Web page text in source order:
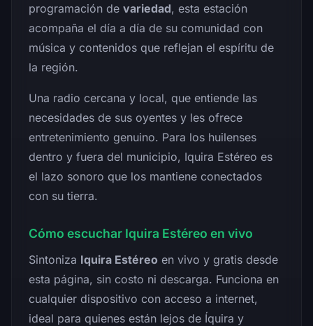
programación de variedad, esta estación
acompaña el día a día de su comunidad con
música y contenidos que reflejan el espíritu de
la región.
Una radio cercana y local, que entiende las
necesidades de sus oyentes y les ofrece
entretenimiento genuino. Para los huilenses
dentro y fuera del municipio, Iquira Estéreo es
el lazo sonoro que los mantiene conectados
con su tierra.
Cómo escuchar Iquira Estéreo en vivo
Sintoniza Iquira Estéreo en vivo y gratis desde
esta página, sin costo ni descarga. Funciona en
cualquier dispositivo con acceso a internet,
ideal para quienes están lejos de Íquira y